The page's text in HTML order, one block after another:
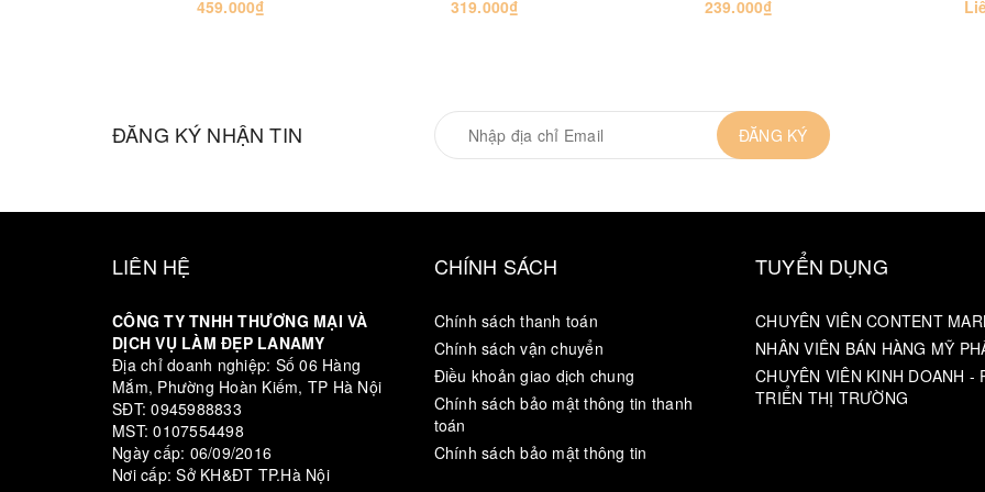
459.000₫
319.000₫
239.000₫
ĐĂNG KÝ NHẬN TIN ĐĂNG KÝ
LIÊN HỆ
CÔNG TY TNHH THƯƠNG MẠI VÀ
DỊCH VỤ LÀM ĐẸP LANAMY
Địa chỉ doanh nghiệp: Số 06 Hàng
Mắm, Phường Hoàn Kiếm, TP Hà Nội
SĐT: 0945988833
MST: 0107554498
Ngày cấp: 06/09/2016
Nơi cấp: Sở KH&ĐT TP.Hà Nội
CHÍNH SÁCH
Chính sách thanh toán
Chính sách vận chuyển
Điều khoản giao dịch chung
Chính sách bảo mật thông tin thanh
toán
Chính sách bảo mật thông tin
TUYỂN DỤNG
CHUYÊN VIÊN CONTENT
NHÂN VIÊN BÁN HÀNG MỸ
CHUYÊN VIÊN KINH DOANH -
TRIỂN THỊ TRƯỜNG